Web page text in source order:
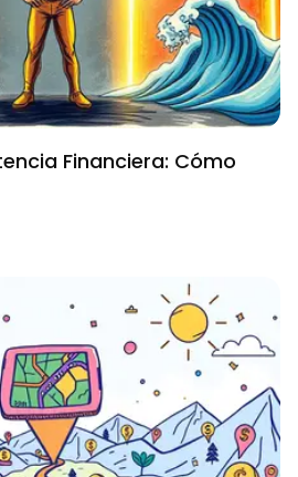
Financiera: Cómo